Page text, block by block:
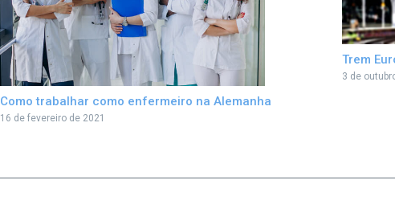
Como trabalhar como enfermeiro na Alemanha
16 de fevereiro de 2021
Trem
3 de